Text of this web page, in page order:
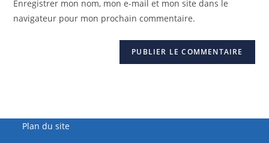
Enregistrer mon nom, mon e-mail et mon site dans le
navigateur pour mon prochain commentaire.
Plan du site